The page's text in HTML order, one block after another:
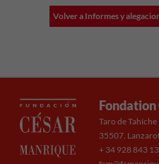
Volver a Informes y
Taro de
35507.
+ 34 928 843